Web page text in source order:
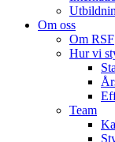
Om oss
Om RSF
Hur vi
Team